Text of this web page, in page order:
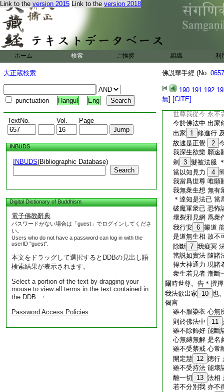
Link to the version 2015 Link to the version 2018
ホーム 検索 ご挨拶 組織 利
大正蔵検索
punctuation Hangul Eng
TextNo. Vol. Page
INBUDS
INBUDS(Bibliographic Database)
Search
Digital Dictionary of Buddhism
電子佛教辭典
パスワードがない場合は「guest」でログインしてくださ
い。
Users who do not have a password can log in with the
userID "guest".
本文をドラッグして選択するとDDBの見出し語
検索結果が表示されます。
Select a portion of the text by dragging your
mouse to view all terms in the text contained in
the DDB. ・
Password Access Policies
佛説華手經 (No.
190 191 192
無] [CITE]
汝等今 23 讃我
十方世界中 亦各
我以一切智 説佛
猶尚不能盡 24
爾時會中。有七歳
起。合掌向佛。而
世尊我發心 願當
聞不思議法 而發
請一切衆生 設大
作是師子吼 如所
世尊我從今 永不
今於佛法中 出家
出家
1 修進行
故逮是正覺
2
我深生欲樂 願速
剃
3 髮被法服
當以知見力
4
我當爲世尊 唯願
我無衆生想 無有
＊達知是法已 當
破魔軍衆已 恐怖
壞裂邪見網 爲衆
我行安 6 樂道
是道無生相 故不
除斷 7 我癡冥
當説如實法 隨諸
得大神通力 現諸
衆生若見者 漸斷
爾時世尊。告＊撰
我法欲出家
10 也
偈言
雖不服染衣 心無
則於佛法中
11
雖不除飾好 能斷
心無縛無解 是名
雖不受禁戒 心常
開定慧 12 徳行
雖不受持法 能壞
離一切
13 法相
若不分別我 亦不